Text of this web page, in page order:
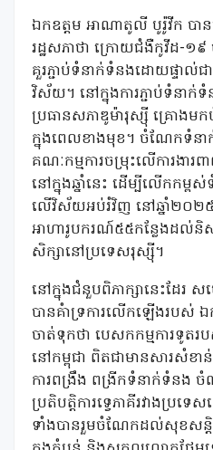
ឯកឧត្តម អាណាតូលី បូរ៉ូវីក បា
រដ្ឋសភាថា ក្រោយជំងឺកូវីដ-១៩
គួរភ្ជាប់ទំនាក់ទំនងដោយផ្ទាល់
វិស័យ។ នៅក្នុងការភ្ជាប់ទំនា
ប្រធានសភាឌូម៉ារុស្ស៊ី គ្រោងម
ក្នុងពេលខាងមុខ។ ចំណែកទំនា
គណៈកម្មការចម្រុះលើការងារព
នៅក្នុងឆ្នាំនេះ ដើម្បីលើកកម្ព
លើវិស័យអប់រំវិញ នៅឆ្នាំ២០២៥
អាហារូបករណ៍៥៥កន្លែងដល់និស្
សិក្សានៅប្រទេសរុស្ស៊ី។
នៅក្នុងជំនួបពិភាក្សានេះដែរ
បានគំាទ្រការលើកឡើងរបស់ ឯ
ចាត់ទុកថា បេសកកម្មការទូតរ
នៅកម្ពុជា ពិតជាមានសារសំខ
ការពង្រឹង ពង្រីកទំនាក់ទំនង
ប្រតិបត្តិការទ្វេភាគីរវាងប្រទ
ទាំងបានរួមចំណែកដល់សុខសន្តិភ